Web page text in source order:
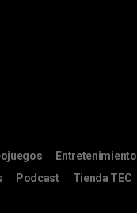
Entretenimiento
Podcast Tienda TEC